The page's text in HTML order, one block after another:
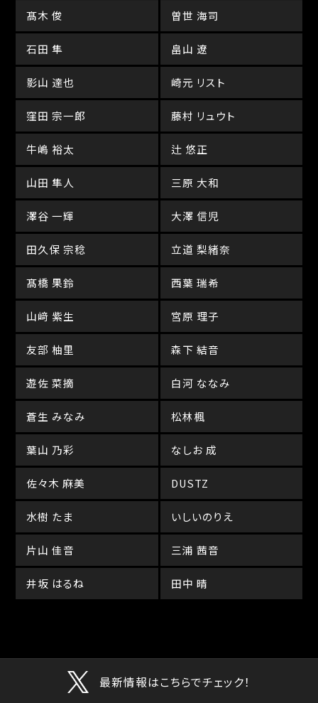
髙木 俊 曽世 海司
石田 隼 畠山 遼
影山 達也 崎元 リスト
窪田 宗一郎 藤村 リュウト
牛嶋 裕太 辻 悠正
山田 隼人 三原 大和
澤谷 一輝 大澤 信児
田久保 宗稔 立道 梨緒奈
髙橋 果鈴 西葉 瑞希
山﨑 紫生 宮原 理子
友部 柚里 森下 結音
遊佐 菜摘 白河 ななみ
蒼生 みなみ 松林楓
葉山 乃彩 なしお 成
佐々木 麻美 DUSTZ
水樹 たま いしいのりえ
片山 佳音 三浦 茜音
井坂 はるね 田中 晴
最新情報はこちらでチェック！